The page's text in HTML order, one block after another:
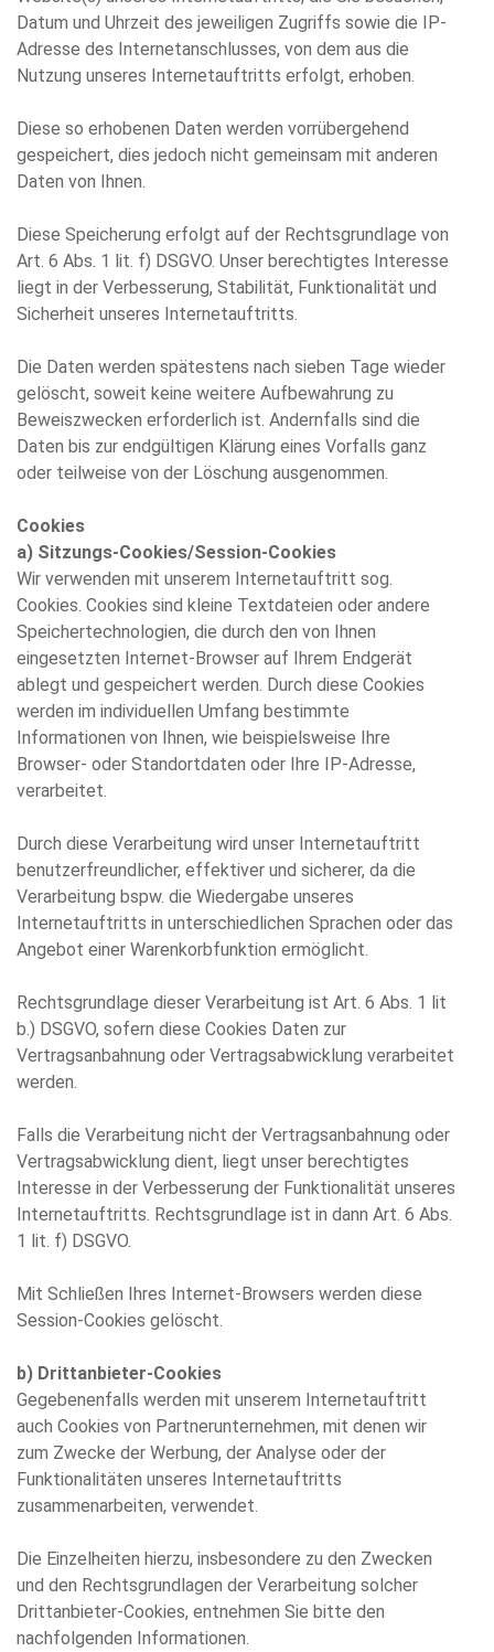
Datum und Uhrzeit des jeweiligen Zugriffs sowie die IP-
Adresse des Internetanschlusses, von dem aus die
Nutzung unseres Internetauftritts erfolgt, erhoben.
Diese so erhobenen Daten werden vorrübergehend
gespeichert, dies jedoch nicht gemeinsam mit anderen
Daten von Ihnen.
Diese Speicherung erfolgt auf der Rechtsgrundlage von
Art. 6 Abs. 1 lit. f) DSGVO. Unser berechtigtes Interesse
liegt in der Verbesserung, Stabilität, Funktionalität und
Sicherheit unseres Internetauftritts.
Die Daten werden spätestens nach sieben Tage wieder
gelöscht, soweit keine weitere Aufbewahrung zu
Beweiszwecken erforderlich ist. Andernfalls sind die
Daten bis zur endgültigen Klärung eines Vorfalls ganz
oder teilweise von der Löschung ausgenommen.
Cookies
a) Sitzungs-Cookies/Session-Cookies
Wir verwenden mit unserem Internetauftritt sog.
Cookies. Cookies sind kleine Textdateien oder andere
Speichertechnologien, die durch den von Ihnen
eingesetzten Internet-Browser auf Ihrem Endgerät
ablegt und gespeichert werden. Durch diese Cookies
werden im individuellen Umfang bestimmte
Informationen von Ihnen, wie beispielsweise Ihre
Browser- oder Standortdaten oder Ihre IP-Adresse,
verarbeitet.
Durch diese Verarbeitung wird unser Internetauftritt
benutzerfreundlicher, effektiver und sicherer, da die
Verarbeitung bspw. die Wiedergabe unseres
Internetauftritts in unterschiedlichen Sprachen oder das
Angebot einer Warenkorbfunktion ermöglicht.
Rechtsgrundlage dieser Verarbeitung ist Art. 6 Abs. 1 lit
b.) DSGVO, sofern diese Cookies Daten zur
Vertragsanbahnung oder Vertragsabwicklung verarbeitet
werden.
Falls die Verarbeitung nicht der Vertragsanbahnung oder
Vertragsabwicklung dient, liegt unser berechtigtes
Interesse in der Verbesserung der Funktionalität unseres
Internetauftritts. Rechtsgrundlage ist in dann Art. 6 Abs.
1 lit. f) DSGVO.
Mit Schließen Ihres Internet-Browsers werden diese
Session-Cookies gelöscht.
b) Drittanbieter-Cookies
Gegebenenfalls werden mit unserem Internetauftritt
auch Cookies von Partnerunternehmen, mit denen wir
zum Zwecke der Werbung, der Analyse oder der
Funktionalitäten unseres Internetauftritts
zusammenarbeiten, verwendet.
Die Einzelheiten hierzu, insbesondere zu den Zwecken
und den Rechtsgrundlagen der Verarbeitung solcher
Drittanbieter-Cookies, entnehmen Sie bitte den
nachfolgenden Informationen.